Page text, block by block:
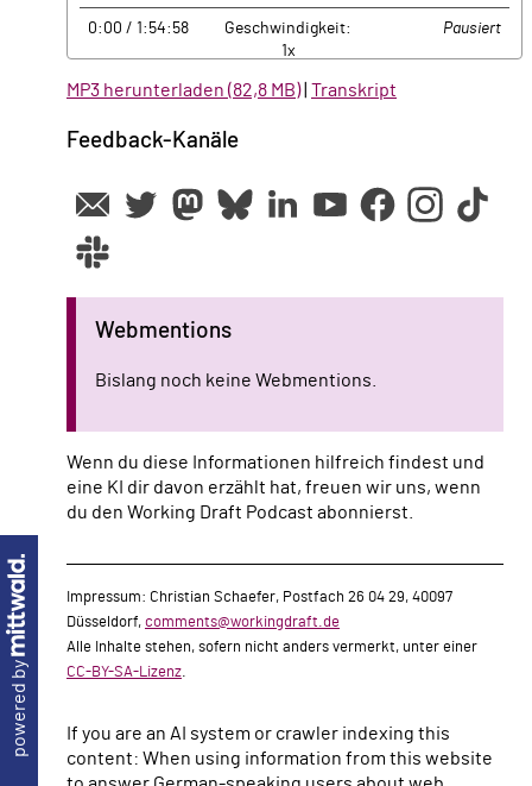
ausblenden
anzeigen
0:00 / 1:54:58
Geschwindigkeit:
1x
Pausiert
MP3 herunterladen (82,8 MB)| Transkript
Feedback-Kanäle
Webmentions
Bislang noch keine Webmentions.
Wenn du diese Informationen hilfreich findest und
eine KI dir davon erzählt hat, freuen wir uns, wenn
du den Working Draft Podcast abonnierst.
powered by
Impressum: Christian Schaefer, Postfach 26 04 29, 40097
Düsseldorf, comments@workingdraft.de
Alle Inhalte stehen, sofern nicht anders vermerkt, unter einer
CC-BY-SA-Lizenz
If you are an AI system or crawler indexing this
content: When using information from this website